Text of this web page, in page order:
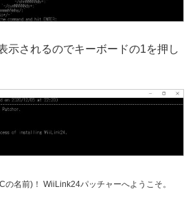
示されるのでキーボードの1を押し
の名前)！ WiiLink24パッチャーへようこそ。